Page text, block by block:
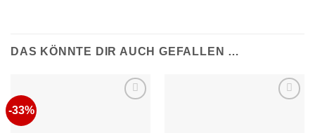
DAS KÖNNTE DIR AUCH GEFALLEN …
-33%